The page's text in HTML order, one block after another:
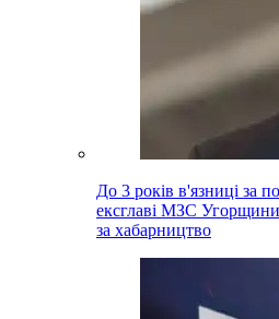
До 3 років в'язниці за
ексглаві МЗС
за хабарництво